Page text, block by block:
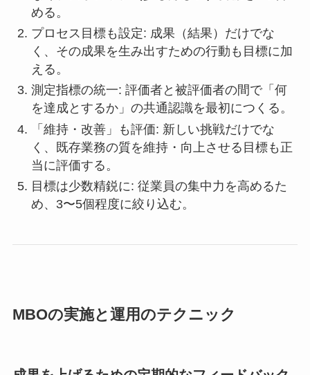
める。
プロセス目標も設定: 成果（結果）だけでな
く、その成果を生み出すための行動も目標に加
える。
測定指標の統一: 評価者と被評価者の間で「何
を達成とするか」の共通認識を最初につくる。
「維持・改善」も評価: 新しい挑戦だけでな
く、既存業務の質を維持・向上させる目標も正
当に評価する。
目標は少数精鋭に: 従業員の集中力を高めるた
め、3〜5個程度に絞り込む。
MBOの実施と運用のテクニック